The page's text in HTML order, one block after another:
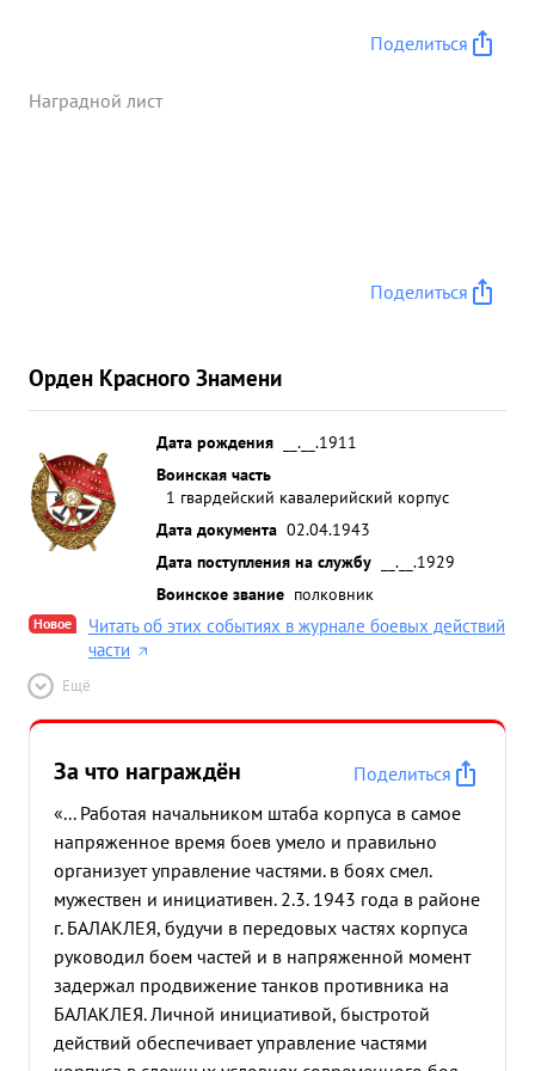
Поделиться
Наградной лист
Поделиться
Орден Красного Знамени
Дата рождения
__.__.1911
Воинская часть
1 гвардейский кавалерийский корпус
Дата документа 02.04.1943
Дата поступления на службу
__.__.1929
Воинское звание полковник
Новое
Читать об этих событиях в журнале боевых действий
части
Ещё
За что награждён
Поделиться
«... Работая начальником штаба корпуса в самое
напряженное время боев умело и правильно
организует управление частями. в боях смел.
мужествен и инициативен. 2.3. 1943 года в районе
г. БАЛАКЛЕЯ, будучи в передовых частях корпуса
руководил боем частей и в напряженной момент
задержал продвижение танков противника на
БАЛАКЛЕЯ. Личной инициативой, быстротой
действий обеспечивает управление частями